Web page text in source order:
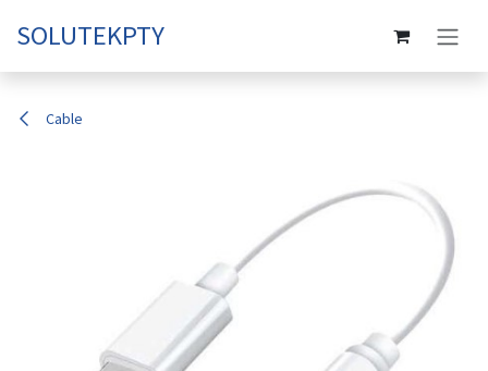
SOLUTEKPTY
Cable